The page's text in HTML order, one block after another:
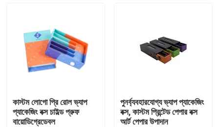
যোগাযোগ করুন
উদ্ধৃতির জন্য আবেদন
কার্ডবোর্ড টিউব উপহার বাক্স
কাস্টম লোগো প্রি রোল ভ্যাপ
প্যাকেজিং বক্স চাইল্ড প্রুফ
বায়োডিগ্রেডেবল
পুনর্ব্যবহারযোগ্য ভ্যাপ প্যাকেজিং
বক্স, কাস্টম প্রিন্টেড পেপার বক্স
আর্ট পেপার উপাদান